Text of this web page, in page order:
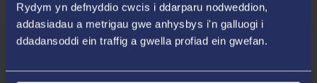
Rydym yn defnyddio cwcis i ddarparu nodweddion,
addasiadau a metrigau gwe anhysbys i'n galluogi i
ddadansoddi ein traffig a gwella profiad ein gwefan.
Gofynion Mynediad